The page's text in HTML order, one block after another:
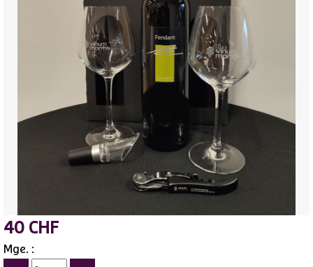
40 CHF
Mge. :